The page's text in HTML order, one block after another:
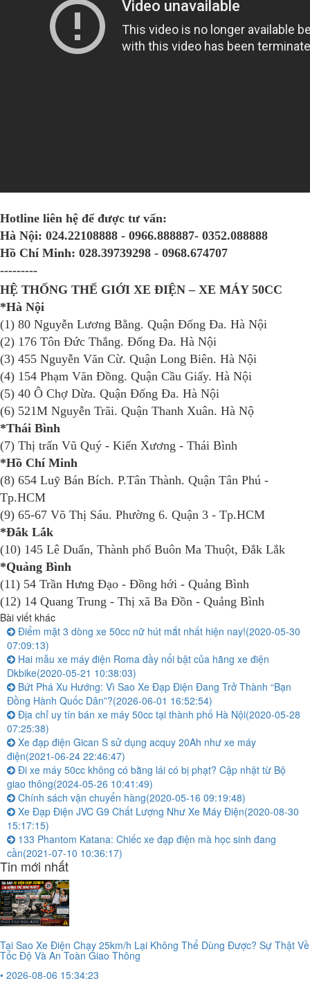
Hotline liên hệ để được tư vấn:
Hà Nội: 024.22108888 - 0966.888887- 0352.088888
Hồ Chí Minh: 028.39739298 - 0968.674707
---------
HỆ THỐNG THẾ GIỚI XE ĐIỆN – XE MÁY 50CC
*Hà Nội
(1) 80 Nguyễn Lương Bằng. Quận Đống Đa. Hà Nội
(2) 176 Tôn Đức Thắng. Đống Đa. Hà Nội
(3) 455 Nguyễn Văn Cừ. Quận Long Biên. Hà Nội
(4) 154 Phạm Văn Đồng. Quận Cầu Giấy. Hà Nội
(5) 40 Ô Chợ Dừa. Quận Đống Đa. Hà Nội
(6) 521M Nguyễn Trãi. Quận Thanh Xuân. Hà Nộ
*Thái Bình
(7) Thị trấn Vũ Quý - Kiến Xương - Thái Bình
*Hồ Chí Minh
(8) 654 Luỹ Bán Bích. P.Tân Thành. Quận Tân Phú -
Tp.HCM
(9) 65-67 Võ Thị Sáu. Phường 6. Quận 3 - Tp.HCM
*Đắk Lắk
(10) 145 Lê Duẩn, Thành phố Buôn Ma Thuột, Đắk Lắk
*Quảng Bình
(11) 54 Trần Hưng Đạo - Đồng hới - Quảng Bình
(12) 14 Quang Trung - Thị xã Ba Đồn - Quảng Bình
Bài viết khác
Điểm mặt 3 dòng xe 50cc nữ hút mắt nhất hiện nay!(2020-05-30
07:09:13)
Hai mẫu xe máy điện Roma đầy nổi bật của hãng xe điện
Dkbike(2020-05-21 10:38:03)
Bứt Phá Xu Hướng: Vì Sao Xe Đạp Điện Đang Trở Thành “Bạn
Đồng Hành Quốc Dân”?(2026-06-01 16:52:54)
Địa chỉ uy tín bán xe máy 50cc tại thành phố Hà Nội(2020-05-28
07:25:38)
Xe đạp điện Gican S sử dụng acquy 20Ah như xe máy
điện(2021-06-24 22:46:47)
Đi xe máy 50cc không có bằng lái có bị phạt? Cập nhật từ Bộ
giao thông(2024-05-26 10:41:49)
Chính sách vận chuyển hàng(2020-05-16 09:19:48)
Xe Đạp Điện JVC G9 Chất Lượng Như Xe Máy Điện(2020-08-30
15:17:15)
133 Phantom Katana: Chiếc xe đạp điện mà học sinh đang
cần(2021-07-10 10:36:17)
Tin mới nhất
Tại Sao Xe Điện Chạy 25km/h Lại Không Thể Dùng Được? Sự Thật Về
Tốc Độ Và An Toàn Giao Thông
• 2026-08-06 15:34:23